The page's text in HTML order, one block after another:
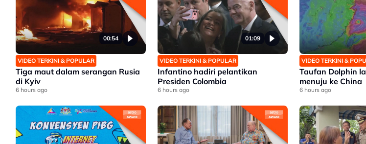
00:54
VIDEO TERKINI & POPULAR
Tiga maut dalam serangan Rusia
di Kyiv
6 hours ago
01:09
VIDEO TERKINI & POPULAR
Infantino hadiri pelantikan
Presiden Colombia
6 hours ago
VIDEO TERKINI &
Taufan Dolphin
menuju ke China
6 hours ago